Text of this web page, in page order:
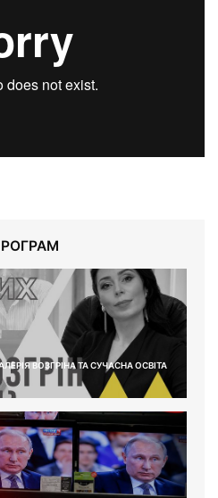
ВОЗГРІНА ТА СУЧАСНА ОСВІТА